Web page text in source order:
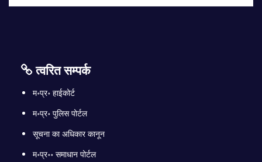
त्वरित सम्पर्क
म॰प्र॰ हाईकोर्ट
म॰प्र॰ पुलिस पोर्टल
सूचना का अधिकार कानून
म॰प्र॰॰ समाधान पोर्टल